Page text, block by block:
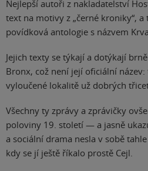
Nejlepší autoři z nakladatelství
text na motivy z „černé kroniky“, a
povídková antologie s názvem
Jejich texty se týkají a dotýkají
Bronx, což není její oficiální název:
vyloučené lokalitě už dobrých
Všechny ty zprávy a zprávičky
poloviny 19. století — a jasně
a sociální drama nesla v sobě
kdy se jí ještě říkalo prostě Cejl.